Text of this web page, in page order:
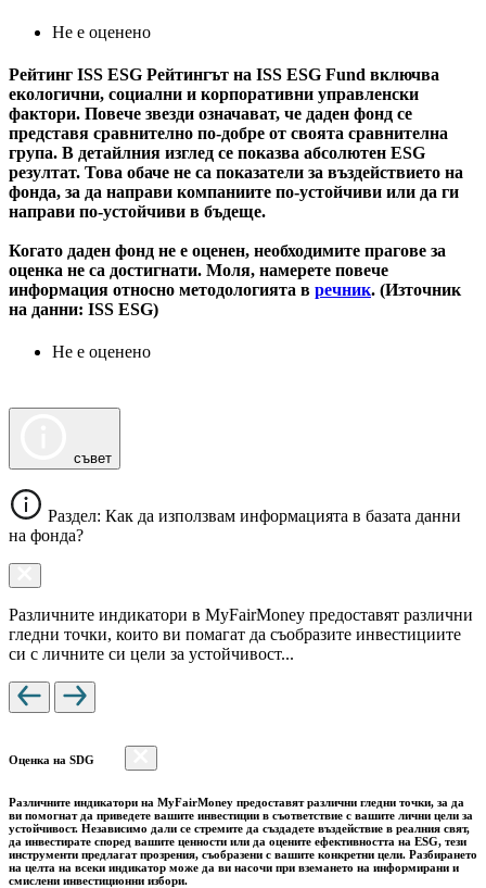
Не е оценено
Рейтинг ISS ESG Рейтингът на ISS ESG Fund включва
екологични, социални и корпоративни управленски
фактори. Повече звезди означават, че даден фонд се
представя сравнително по-добре от своята сравнителна
група. В детайлния изглед се показва абсолютен ESG
резултат. Това обаче не са показатели за въздействието на
фонда, за да направи компаниите по-устойчиви или да ги
направи по-устойчиви в бъдеще.
Когато даден фонд не е оценен, необходимите прагове за
оценка не са достигнати. Моля, намерете повече
информация относно методологията в речник. (Източник
на данни: ISS ESG)
Не е оценено
съвет
Раздел: Как да използвам информацията в базата данни
на фонда?
Различните индикатори в MyFairMoney предоставят различни
гледни точки, които ви помагат да съобразите инвестициите
си с личните си цели за устойчивост...
Оценка на SDG
Различните индикатори на MyFairMoney предоставят различни гледни точки, за да
ви помогнат да приведете вашите инвестиции в съответствие с вашите лични цели за
устойчивост. Независимо дали се стремите да създадете въздействие в реалния свят,
да инвестирате според вашите ценности или да оцените ефективността на ESG, тези
инструменти предлагат прозрения, съобразени с вашите конкретни цели. Разбирането
на целта на всеки индикатор може да ви насочи при вземането на информирани и
смислени инвестиционни избори.